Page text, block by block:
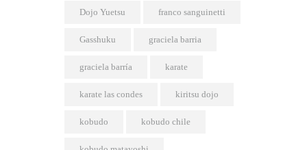
Dojo Yuetsu franco sanguinetti
Gasshuku graciela barria
graciela barría karate
karate las condes kiritsu dojo
kobudo kobudo chile